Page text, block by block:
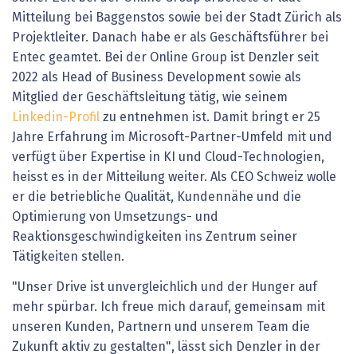
Mitteilung bei Baggenstos sowie bei der Stadt Zürich als
Projektleiter. Danach habe er als Geschäftsführer bei
Entec geamtet. Bei der Online Group ist Denzler seit
2022 als Head of Business Development sowie als
Mitglied der Geschäftsleitung tätig, wie seinem
Linkedin-Profil zu entnehmen ist. Damit bringt er 25
Jahre Erfahrung im Microsoft-Partner-Umfeld mit und
verfügt über Expertise in KI und Cloud-Technologien,
heisst es in der Mitteilung weiter. Als CEO Schweiz wolle
er die betriebliche Qualität, Kundennähe und die
Optimierung von Umsetzungs- und
Reaktionsgeschwindigkeiten ins Zentrum seiner
Tätigkeiten stellen.
"Unser Drive ist unvergleichlich und der Hunger auf
mehr spürbar. Ich freue mich darauf, gemeinsam mit
unseren Kunden, Partnern und unserem Team die
Zukunft aktiv zu gestalten", lässt sich Denzler in der